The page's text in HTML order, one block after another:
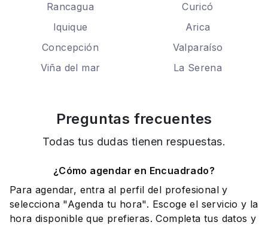
Rancagua
Curicó
Iquique
Arica
Concepción
Valparaíso
Viña del mar
La Serena
Preguntas frecuentes
Todas tus dudas tienen respuestas.
¿Cómo agendar en Encuadrado?
Para agendar, entra al perfil del profesional y
selecciona "Agenda tu hora". Escoge el servicio y la
hora disponible que prefieras. Completa tus datos y